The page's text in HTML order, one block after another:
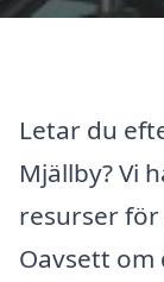
Letar du
Mjällby? Vi
resurser
Oavsett